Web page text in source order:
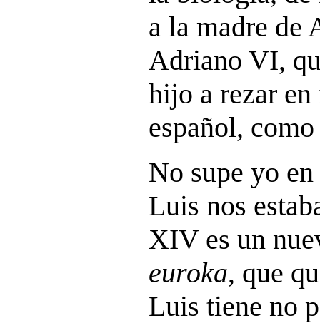
a la madre de
Adriano VI,
hijo a rezar
español,
No supe yo
Luis nos
XIV es un
euroka, que
Luis tiene no